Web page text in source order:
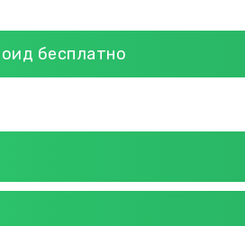
бесплатно